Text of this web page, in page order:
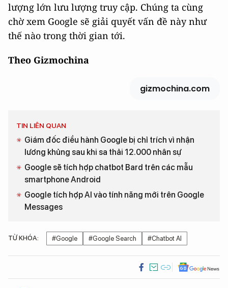
lượng lớn lưu lượng truy cập. Chúng ta cùng
chờ xem Google sẽ giải quyết vấn đề này như
thế nào trong thời gian tới.
Theo Gizmochina
gizmochina.com
TIN LIÊN QUAN
Giám đốc điều hành Google bị chỉ trích vì nhận
lương khủng sau khi sa thải 12.000 nhân sự
Google sẽ tích hợp chatbot Bard trên các mẫu
smartphone Android
Google tích hợp AI vào tính năng mới trên Google
Messages
TỪ KHÓA: #Google #Google Search #Chatbot AI